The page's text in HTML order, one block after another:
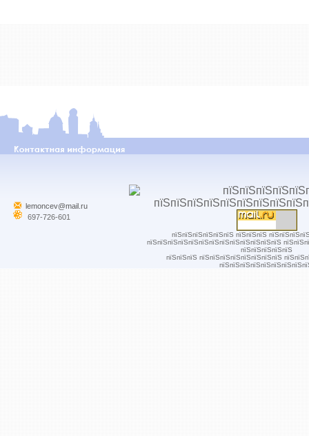
lemoncev@mail.ru
697-726-601
пїЅпїЅпїЅпїЅпїЅпїЅ пїЅпїЅпїЅ
пїЅпїЅпїЅпїЅпїЅпїЅпїЅпїЅпїЅпїЅпїЅпїЅпїЅ
пїЅпїЅпїЅпїЅпїЅ
пїЅпїЅпїЅ пїЅпїЅпїЅпїЅпїЅпїЅпїЅпїЅ